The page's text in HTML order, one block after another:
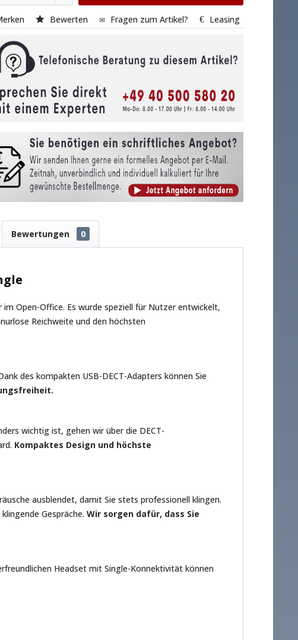
Bewerten Fragen zum Artikel? Leasing
Bewertungen 0
Open-Office. Es wurde speziell für Nutzer entwickelt,
Reichweite und den höchsten
des kompakten USB-DECT-Adapters können Sie
wichtig ist, gehen wir über die DECT-
Kompaktes Design und höchste
ausblendet, damit Sie stets professionell klingen.
Gespräche. Wir sorgen dafür, dass Sie
Headset mit Single-Konnektivität können